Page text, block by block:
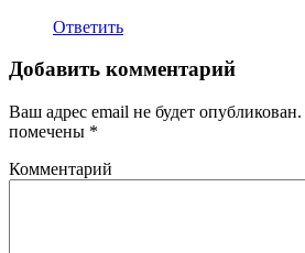
Ответить
Добавить комментарий
Ваш адрес email не будет опубликован.
помечены *
Комментарий